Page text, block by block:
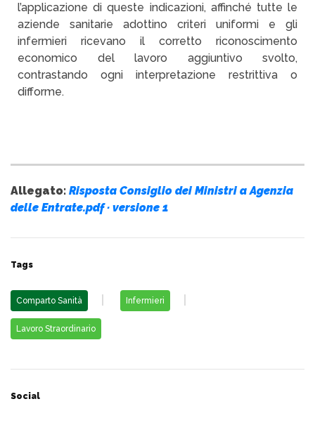
l’applicazione di queste indicazioni, affinché tutte le
aziende sanitarie adottino criteri uniformi e gli
infermieri ricevano il corretto riconoscimento
economico del lavoro aggiuntivo svolto,
contrastando ogni interpretazione restrittiva o
difforme.
Allegato: Risposta Consiglio dei Ministri a Agenzia
delle Entrate.pdf · versione 1
Tags
Comparto Sanità Infermieri
Lavoro Straordinario
Social